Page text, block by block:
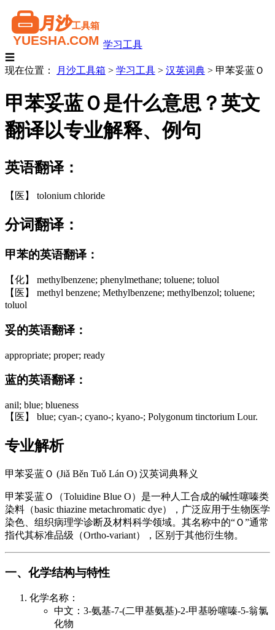
学习工具
☰
现在位置：
月沙工具箱 > 学习工具 > 汉英词典 > 甲苯妥蓝Ｏ
甲苯妥蓝Ｏ是什么意思？英文
翻译以专业解释、例句
英语翻译：
【医】 tolonium chloride
分词翻译：
甲苯的英语翻译：
【化】 methylbenzene; phenylmethane; toluene; toluol
【医】 methyl benzene; Methylbenzene; methylbenzol; toluene;
toluol
妥的英语翻译：
appropriate; proper; ready
蓝的英语翻译：
anil; blue; blueness
【医】 blue; cyan-; cyano-; kyano-; Polygonum tinctorium Lour.
专业解析
甲苯妥蓝Ｏ (Jiǎ Běn Tuǒ Lán O) 汉英词典释义
甲苯妥蓝Ｏ（Toluidine Blue O）是一种人工合成的碱性噻嗪类
染料（basic thiazine metachromatic dye），广泛应用于生物医学
染色、组织病理学诊断及材料科学领域。其名称中的“Ｏ”通常
指代其标准品级（Ortho-variant），区别于其他衍生物。
一、化学结构与特性
化学名称：
中文：3-氨基-7-(二甲基氨基)-2-甲基吩噻嗪-5-翁氯
化物